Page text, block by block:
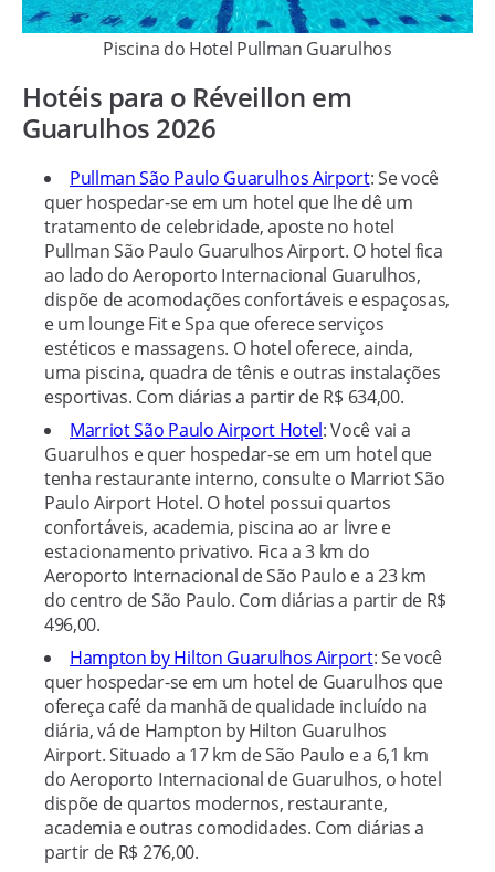
Piscina do Hotel Pullman Guarulhos
Hotéis para o Réveillon em
Guarulhos 2026
Pullman São Paulo Guarulhos Airport: Se você
quer hospedar-se em um hotel que lhe dê um
tratamento de celebridade, aposte no hotel
Pullman São Paulo Guarulhos Airport. O hotel fica
ao lado do Aeroporto Internacional Guarulhos,
dispõe de acomodações confortáveis e espaçosas,
e um lounge Fit e Spa que oferece serviços
estéticos e massagens. O hotel oferece, ainda,
uma piscina, quadra de tênis e outras instalações
esportivas. Com diárias a partir de R$ 634,00.
Marriot São Paulo Airport Hotel: Você vai a
Guarulhos e quer hospedar-se em um hotel que
tenha restaurante interno, consulte o Marriot São
Paulo Airport Hotel. O hotel possui quartos
confortáveis, academia, piscina ao ar livre e
estacionamento privativo. Fica a 3 km do
Aeroporto Internacional de São Paulo e a 23 km
do centro de São Paulo. Com diárias a partir de R$
496,00.
Hampton by Hilton Guarulhos Airport: Se você
quer hospedar-se em um hotel de Guarulhos que
ofereça café da manhã de qualidade incluído na
diária, vá de Hampton by Hilton Guarulhos
Airport. Situado a 17 km de São Paulo e a 6,1 km
do Aeroporto Internacional de Guarulhos, o hotel
dispõe de quartos modernos, restaurante,
academia e outras comodidades. Com diárias a
partir de R$ 276,00.